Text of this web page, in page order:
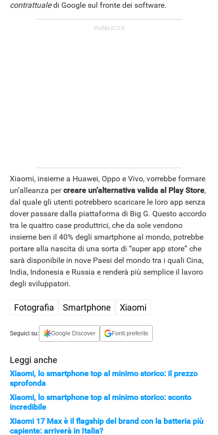
contrattualedi Google sul fronte dei software.
Xiaomi, insieme a Huawei, Oppo e Vivo, vorrebbe formare
un’alleanza percreare un’alternativa valida al Play Store,
dal quale gli utenti potrebbero scaricare le loro app senza
dover passare dalla piattaforma di Big G. Questo accordo
tra le quattro case produttrici, che da sole vendono
insieme ben il 40% degli smartphone al mondo, potrebbe
portare alla nascita di una sorta di “super app store” che
sarà disponibile in nove Paesi del mondo tra i quali Cina,
India, Indonesia e Russia e renderà più semplice il lavoro
degli sviluppatori.
Fotografia Smartphone Xiaomi
Seguici su: Google Discover Fonti preferite
Leggi anche
Xiaomi, lo smartphone top al minimo storico: il prezzo
sprofonda
Xiaomi, lo smartphone top al minimo storico: sconto
incredibile
Xiaomi 17 Max è il flagship del brand con la batteria più
capiente: arriverà in Italia?